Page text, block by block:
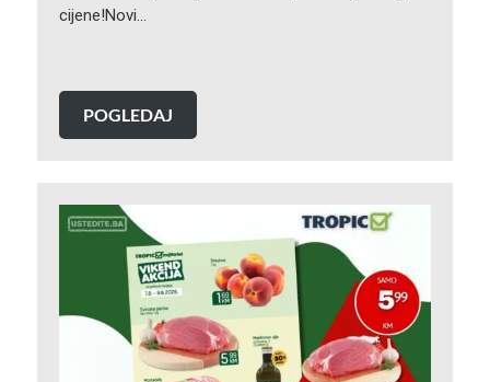
cijene!Novi…
POGLEDAJ